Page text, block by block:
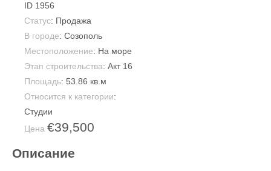
ID 1956
Статус: Продажа
В городе: Созополь
Местоположение: На море
Этап строительства: Акт 16
Площадь: 53.86 кв.м
Относится к категории:
Студии
Цена €39,500
Описание